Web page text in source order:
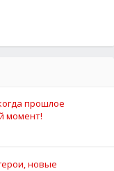
прошлое
момент!
новые